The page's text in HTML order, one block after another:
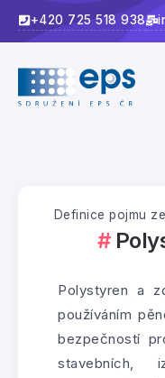
+420 725 518 938
Definice pojmu
Polystyren a
používáním
bezpečností
stavebních,